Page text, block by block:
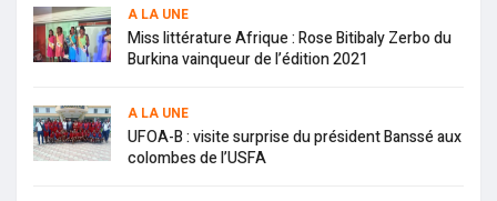
A LA UNE
Miss littérature Afrique : Rose Bitibaly Zerbo du
Burkina vainqueur de l’édition 2021
A LA UNE
UFOA-B : visite surprise du président Banssé aux
colombes de l’USFA